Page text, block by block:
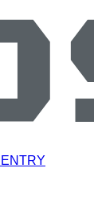
ENTRY